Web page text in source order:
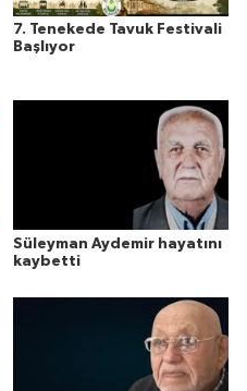
7. Tenekede Tavuk Festivali
Başlıyor
Süleyman Aydemir hayatını
kaybetti